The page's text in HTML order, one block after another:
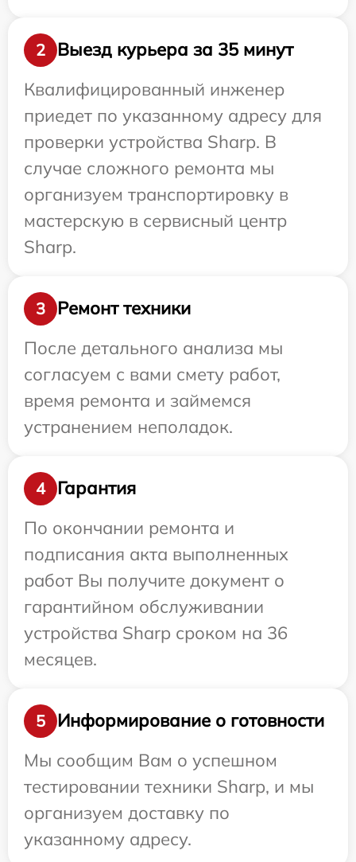
2
Выезд курьера за 35 минут
Квалифицированный инженер
приедет по указанному адресу для
проверки устройства Sharp. В
случае сложного ремонта мы
организуем транспортировку в
мастерскую в сервисный центр
Sharp.
3
Ремонт техники
После детального анализа мы
согласуем с вами смету работ,
время ремонта и займемся
устранением неполадок.
4
Гарантия
По окончании ремонта и
подписания акта выполненных
работ Вы получите документ о
гарантийном обслуживании
устройства Sharp сроком на 36
месяцев.
5
Информирование о готовности
Мы сообщим Вам о успешном
тестировании техники Sharp, и мы
организуем доставку по
указанному адресу.